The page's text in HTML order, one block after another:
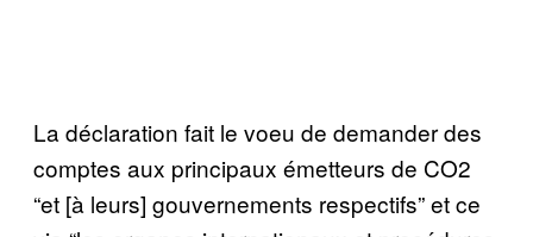
La déclaration fait le voeu de demander des
comptes aux principaux émetteurs de CO2
“et [à leurs] gouvernements respectifs” et ce